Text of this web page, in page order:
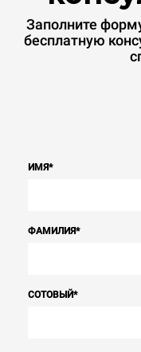
Заполните
бесплатную
ИМЯ*
ФАМИЛИЯ*
СОТОВЫЙ*